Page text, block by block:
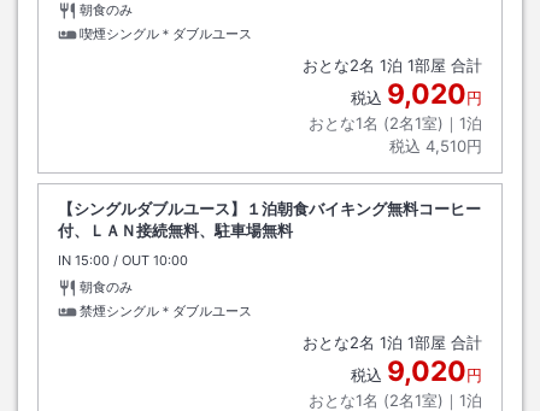
朝食のみ
喫煙シングル＊ダブルユース
おとな2名 1泊 1部屋 合計
税込 9,020円
おとな1名 (2名1室)｜ 1泊
税込 4,510円
【シングルダブルユース】１泊朝食バイキング無料コーヒー
付、ＬＡＮ接続無料、駐車場無料
IN チェックイン
15:00 / OUT チェックアウト
10:00
朝食のみ
禁煙シングル＊ダブルユース
おとな2名 1泊 1部屋 合計
税込 9,020円
おとな1名 (2名1室)｜ 1泊